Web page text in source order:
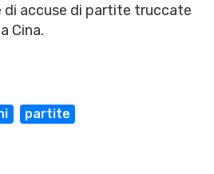
di accuse di partite truccate
Cina.
partite